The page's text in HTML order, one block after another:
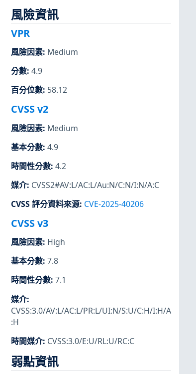
風險資訊
VPR
風險因素: Medium
分數: 4.9
百分位數: 58.12
CVSS v2
風險因素: Medium
基本分數: 4.9
時間性分數: 4.2
媒介: CVSS2#AV:L/AC:L/Au:N/C:N/I:N/A:C
CVSS 評分資料來源: CVE-2025-40206
CVSS v3
風險因素: High
基本分數: 7.8
時間性分數: 7.1
媒介:
CVSS:3.0/AV:L/AC:L/PR:L/UI:N/S:U/C:H/I:H/A
:H
時間媒介: CVSS:3.0/E:U/RL:U/RC:C
弱點資訊